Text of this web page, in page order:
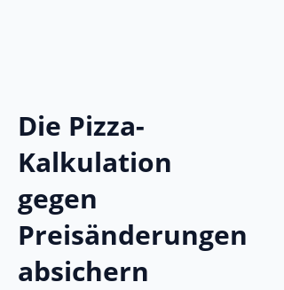
Die Pizza-
Kalkulation
gegen
Preisänderungen
absichern